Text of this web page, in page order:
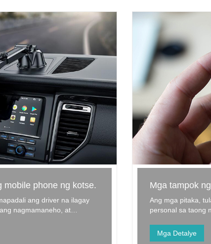
mobile phone ng kotse.
ang driver na ilagay
nagmamaneho, at
Mga tampok
Ang mga pitaka,
personal sa taong
katotohanan at
Mga Detalye